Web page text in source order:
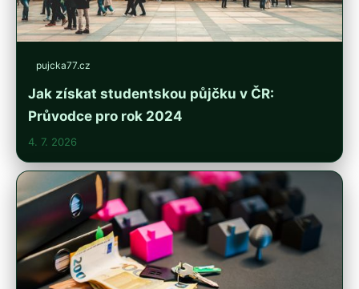
pujcka77.cz
Jak získat studentskou půjčku v ČR:
Průvodce pro rok 2024
4. 7. 2026